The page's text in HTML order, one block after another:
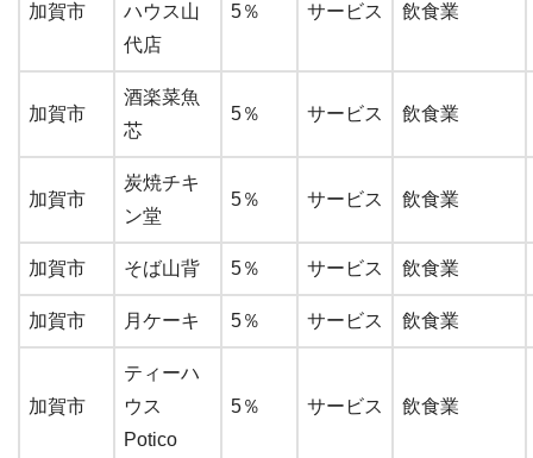
加賀市
ハウス山
代店
5％ サービス 飲食業
加賀市
酒楽菜魚
芯
5％ サービス 飲食業
加賀市
炭焼チキ
ン堂
5％ サービス 飲食業
加賀市 そば山背 5％ サービス 飲食業
加賀市 月ケーキ 5％ サービス 飲食業
加賀市
ティーハ
ウス
Potico
5％ サービス 飲食業